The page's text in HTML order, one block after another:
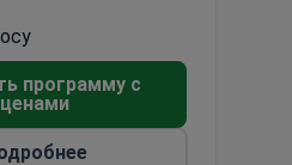
программу с
ценами